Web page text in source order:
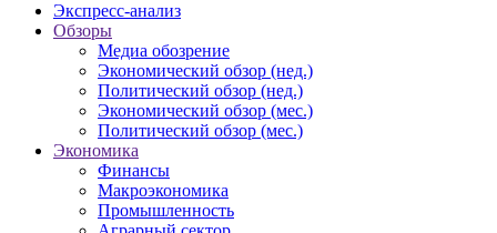
Экспресс-анализ
Обзоры
Медиа обозрение
Экономический обзор (нед.)
Политический обзор (нед.)
Экономический обзор (мес.)
Политический обзор (мес.)
Экономика
Финансы
Макроэкономика
Промышленность